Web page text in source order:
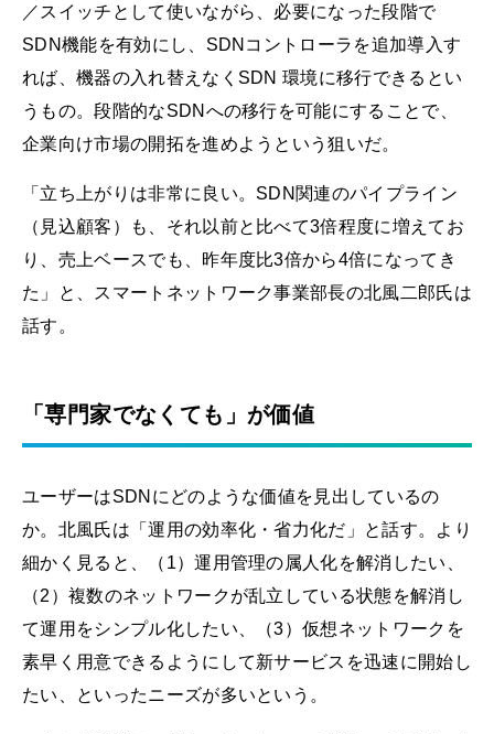
／スイッチとして使いながら、必要になった段階で
SDN機能を有効にし、SDNコントローラを追加導入す
れば、機器の入れ替えなくSDN 環境に移行できるとい
うもの。段階的なSDNへの移行を可能にすることで、
企業向け市場の開拓を進めようという狙いだ。
「立ち上がりは非常に良い。SDN関連のパイプライン
（見込顧客）も、それ以前と比べて3倍程度に増えてお
り、売上ベースでも、昨年度比3倍から4倍になってき
た」と、スマートネットワーク事業部長の北風二郎氏は
話す。
「専門家でなくても」が価値
ユーザーはSDNにどのような価値を見出しているの
か。北風氏は「運用の効率化・省力化だ」と話す。より
細かく見ると、（1）運用管理の属人化を解消したい、
（2）複数のネットワークが乱立している状態を解消し
て運用をシンプル化したい、（3）仮想ネットワークを
素早く用意できるようにして新サービスを迅速に開始し
たい、といったニーズが多いという。